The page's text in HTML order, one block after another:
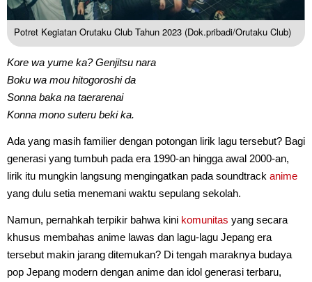
Potret Kegiatan Orutaku Club Tahun 2023 (Dok.pribadi/Orutaku Club)
Kore wa yume ka? Genjitsu nara
Boku wa mou hitogoroshi da
Sonna baka na taerarenai
Konna mono suteru beki ka.
Ada yang masih familier dengan potongan lirik lagu tersebut? Bagi
generasi yang tumbuh pada era 1990-an hingga awal 2000-an,
lirik itu mungkin langsung mengingatkan pada soundtrack anime
yang dulu setia menemani waktu sepulang sekolah.
Namun, pernahkah terpikir bahwa kini komunitas yang secara
khusus membahas anime lawas dan lagu-lagu Jepang era
tersebut makin jarang ditemukan? Di tengah maraknya budaya
pop Jepang modern dengan anime dan idol generasi terbaru,